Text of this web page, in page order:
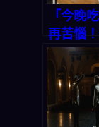
「今晚
再苦惱
三餸一
時省錢